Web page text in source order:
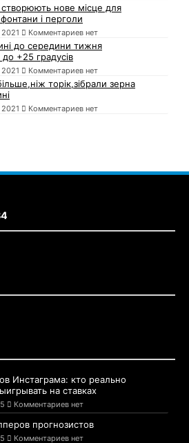
нове місце для
і перголи
Комментариев нет
до середини тижня
+25 градусів
Комментариев нет
торік,зібрали зерна
Комментариев нет
Инстаграма: кто реально
на ставках
Комментариев нет
прогнозистов
Комментариев нет